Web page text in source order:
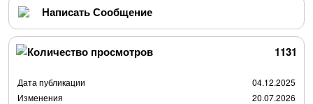
Написать Сообщение
1131
Дата публикации
04.12.2025
Изменения
20.07.2026